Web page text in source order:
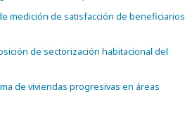
medición de satisfacción de beneficiarios
de sectorización habitacional del
de viviendas progresivas en áreas